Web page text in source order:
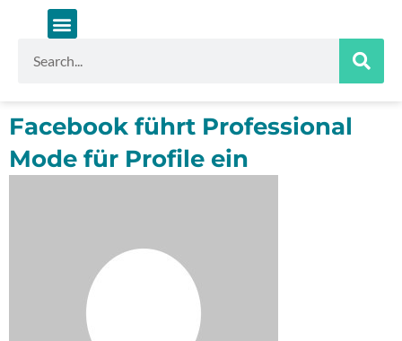
Suche
Facebook führt Professional
Mode für Profile ein